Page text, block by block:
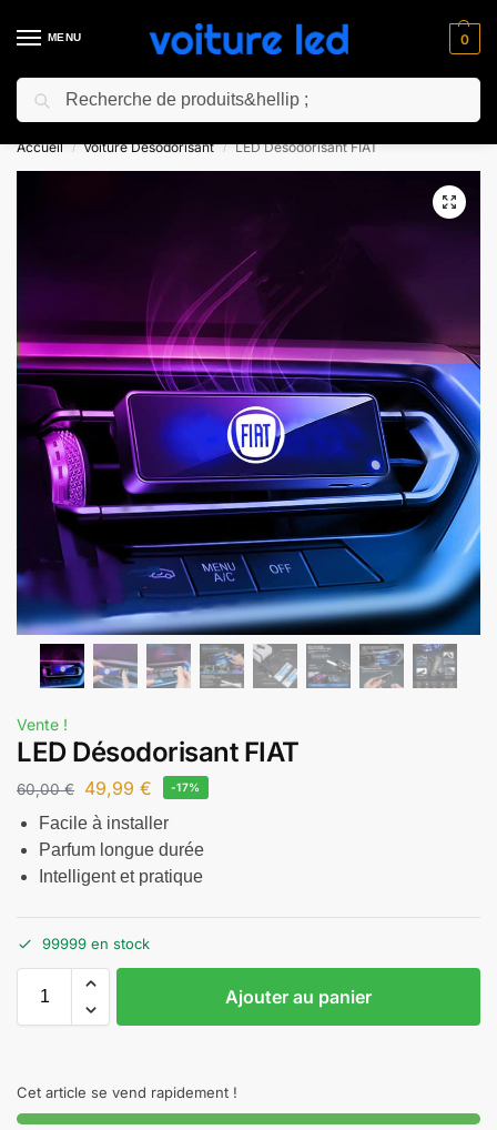
MENU 0
⚡ 10% de réduction pour les nouveaux clients avec le code “NC10”
Accueil / Voiture Désodorisant / LED Désodorisant FIAT
Vente !
LED Désodorisant FIAT
60,00€ 49,99 € -17%
Facile à installer
Parfum longue durée
Intelligent et pratique
99999 en stock
Ajouter au panier
Cet article se vend rapidement !